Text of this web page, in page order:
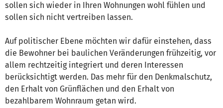
sollen sich wieder in Ihren Wohnungen wohl fühlen und
sollen sich nicht vertreiben lassen.
Auf politischer Ebene möchten wir dafür einstehen, dass
die Bewohner bei baulichen Veränderungen frühzeitig, vor
allem rechtzeitig integriert und deren Interessen
berücksichtigt werden. Das mehr für den Denkmalschutz,
den Erhalt von Grünflächen und den Erhalt von
bezahlbarem Wohnraum getan wird.